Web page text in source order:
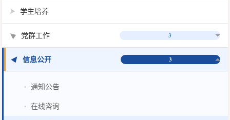
▶ 学生培养
▶ 党群工作 3
▶ 信息公开 3
• 通知公告
• 在线咨询